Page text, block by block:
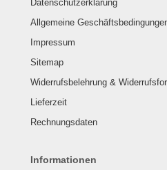
Datenschutzerklärung
Allgemeine
Impressum
Sitemap
Widerrufsbelehrung &
Lieferzeit
Rechnungsdaten
Informationen